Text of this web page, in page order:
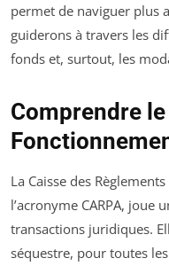
permet de naviguer plus
guiderons à travers les
fonds et, surtout, les
Comprendre
La Caisse des
l’acronyme CARPA,
transactions juridiques.
séquestre, pour toutes